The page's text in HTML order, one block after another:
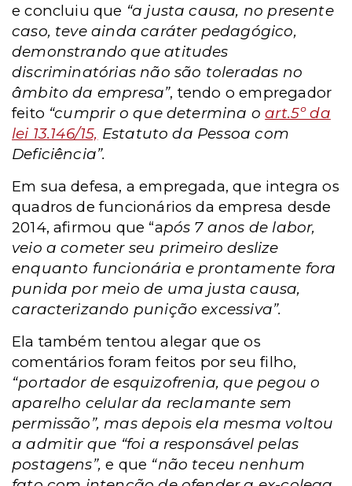
e concluiu que “a justa causa, no presente
caso, teve ainda caráter pedagógico,
demonstrando que atitudes
discriminatórias não são toleradas no
âmbito da empresa”, tendo o empregador
feito “cumprir o que determina oart.5º da
lei 13.146/15, Estatuto da Pessoa com
Deficiência”.
Em sua defesa, a empregada, que integra os
quadros de funcionários da empresa desde
2014, afirmou que “após 7 anos de labor,
veio a cometer seu primeiro deslize
enquanto funcionária e prontamente fora
punida por meio de uma justa causa,
caracterizando punição excessiva”.
Ela também tentou alegar que os
comentários foram feitos por seu filho,
“portador de esquizofrenia, que pegou o
aparelho celular da reclamante sem
permissão”, mas depois ela mesma voltou
a admitir que “foi a responsável pelas
postagens”, e que “não teceu nenhum